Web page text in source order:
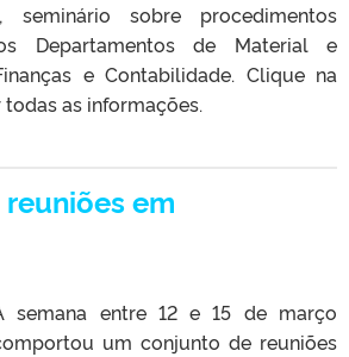
sobre procedimentos
Departamentos de Material e
e Contabilidade. Clique na
as informações.
em
semana entre 12 e 15 de março
um conjunto de reuniões